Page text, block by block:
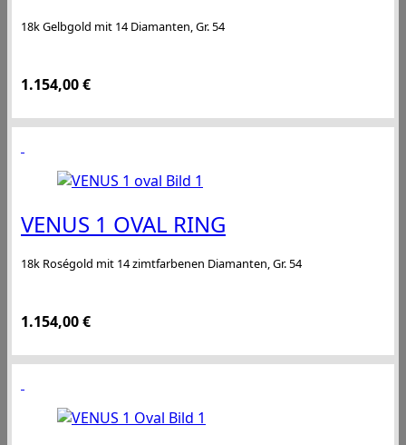
18k Gelbgold mit 14 Diamanten, Gr. 54
1.154,00€
VENUS 1 OVAL RING
18k Roségold mit 14 zimtfarbenen Diamanten, Gr. 54
1.154,00€